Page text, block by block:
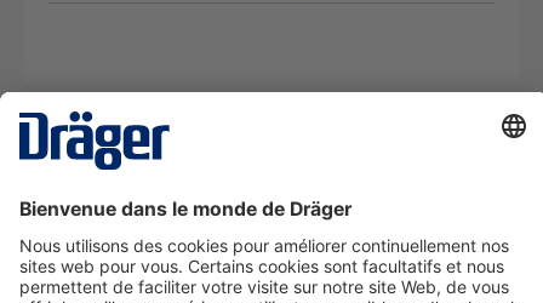
La technologie
Nous contacter